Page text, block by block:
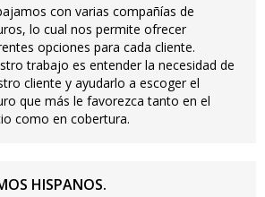
con varias compañías de
lo cual nos permite ofrecer
opciones para cada cliente.
trabajo es entender la necesidad de
cliente y ayudarlo a escoger el
que más le favorezca tanto en el
como en cobertura.
HISPANOS.